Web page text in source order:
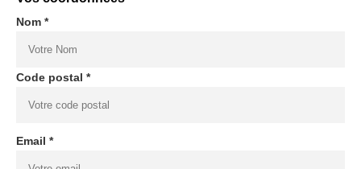
Nom *
Code postal *
Email *